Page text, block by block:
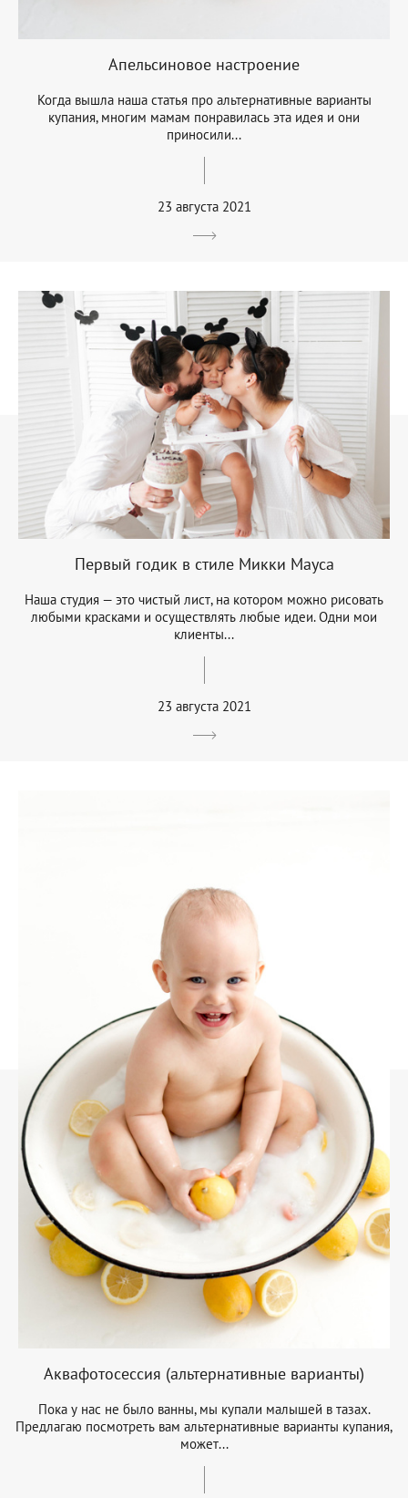
Апельсиновое настроение
Когда вышла наша статья про альтернативные варианты
купания, многим мамам понравилась эта идея и они
приносили...
23 августа 2021
Первый годик в стиле Микки Мауса
Наша студия — это чистый лист, на котором можно рисовать
любыми красками и осуществлять любые идеи. Одни мои
клиенты...
23 августа 2021
Аквафотосессия (альтернативные варианты)
Пока у нас не было ванны, мы купали малышей в тазах.
Предлагаю посмотреть вам альтернативные варианты купания,
может...